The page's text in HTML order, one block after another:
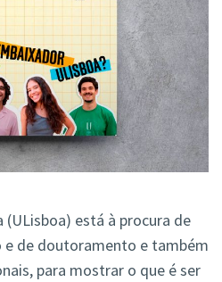
(ULisboa) está à procura de
de doutoramento e também
para mostrar o que é ser